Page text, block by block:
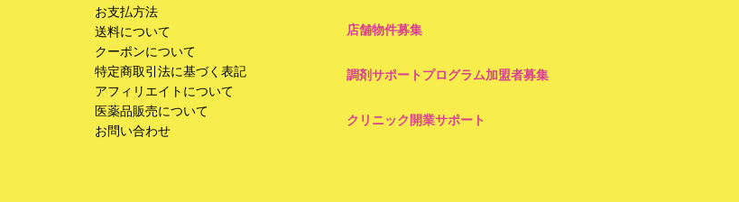
お支払方法
送料について
クーポンについて
特定商取引法に基づく表記
アフィリエイトについて
医薬品販売について
お問い合わせ
店舗物件募集
調剤サポートプログラム加盟者募集
クリニック開業サポート